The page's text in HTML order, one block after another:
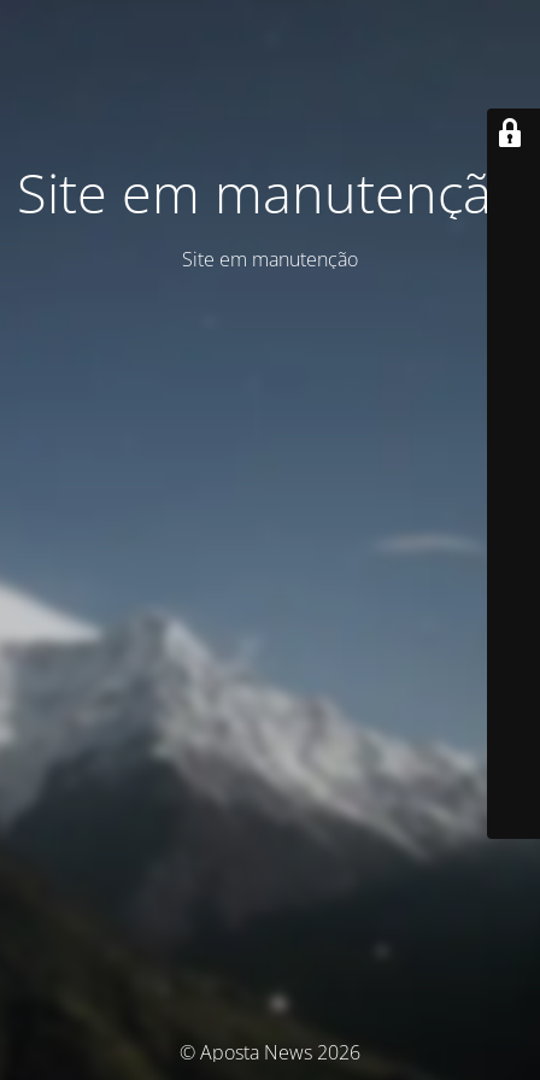
Site em manutenção
Site em manutenção
© Aposta News 2026